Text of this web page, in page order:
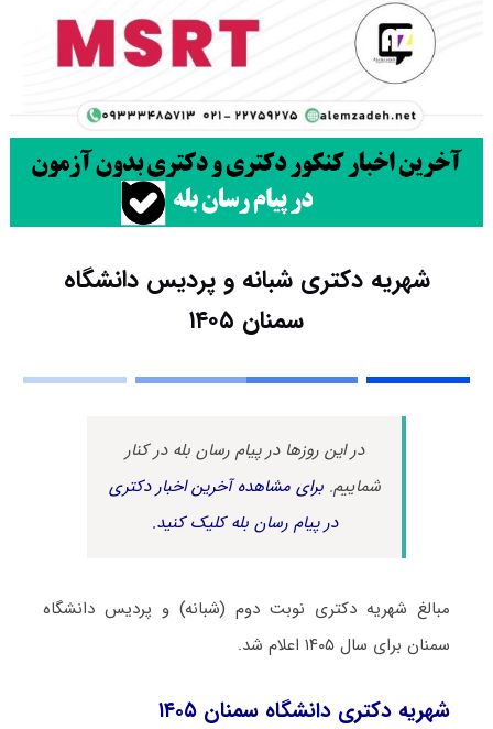
شهریه دکتری شبانه و پردیس دانشگاه
سمنان ۱۴۰۵
در این روزها در پیام رسان بله در کنار
شماییم.برای مشاهده آخرین اخبار دکتری
در پیام رسان بله کلیک کنید.
مبالغ شهریه دکتری نوبت دوم (شبانه) و پردیس دانشگاه
سمنان برای سال ۱۴۰۵ اعلام شد.
شهریه دکتری دانشگاه سمنان ۱۴۰۵